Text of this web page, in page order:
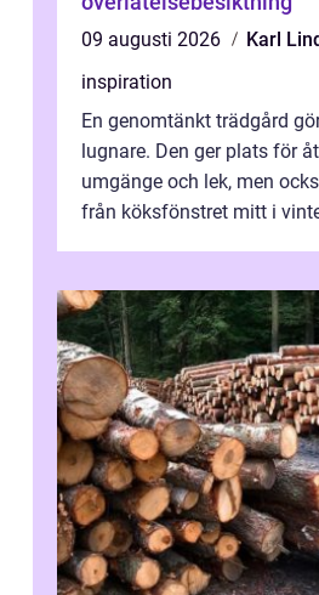
09 augusti 2026
Karl
inspiration
En genomtänkt trädgård
lugnare. Den ger plats för
umgänge och lek, men
från köksfönstret mitt i